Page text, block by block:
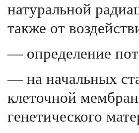
натуральной
также от
— определение
— на начальных
клеточной
генетического